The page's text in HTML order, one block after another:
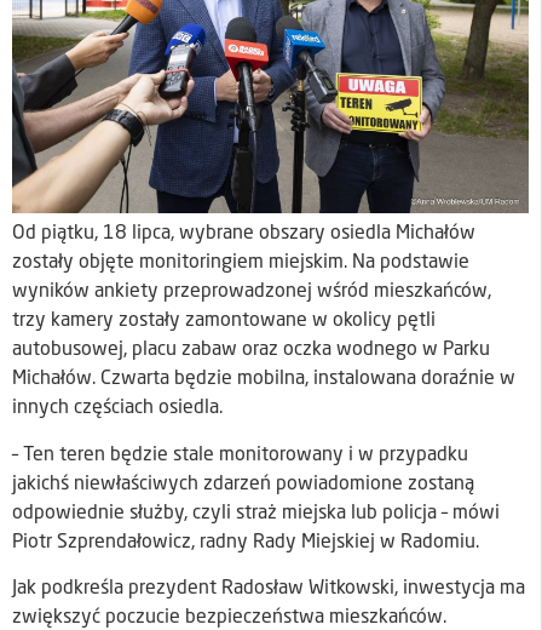
Od piątku, 18 lipca, wybrane obszary osiedla Michałów
zostały objęte monitoringiem miejskim. Na podstawie
wyników ankiety przeprowadzonej wśród mieszkańców,
trzy kamery zostały zamontowane w okolicy pętli
autobusowej, placu zabaw oraz oczka wodnego w Parku
Michałów. Czwarta będzie mobilna, instalowana doraźnie w
innych częściach osiedla.
– Ten teren będzie stale monitorowany i w przypadku
jakichś niewłaściwych zdarzeń powiadomione zostaną
odpowiednie służby, czyli straż miejska lub policja – mówi
Piotr Szprendałowicz, radny Rady Miejskiej w Radomiu.
Jak podkreśla prezydent Radosław Witkowski, inwestycja ma
zwiększyć poczucie bezpieczeństwa mieszkańców.